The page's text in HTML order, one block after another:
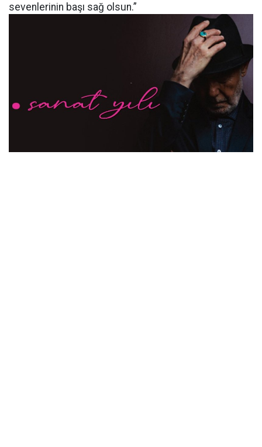
sevenlerinin başı sağ olsun.”